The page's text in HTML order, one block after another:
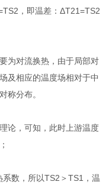
，即温差：ΔT21=TS2
对流换热，由于局部对
及相应的温度场相对于中
称分布。
，可知，此时上游温度
数，所以TS2＞TS1，温